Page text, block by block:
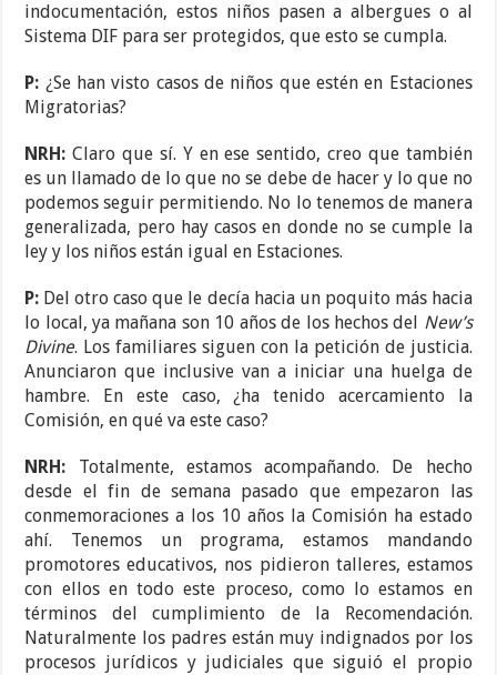
indocumentación, estos niños pasen a albergues o al
Sistema DIF para ser protegidos, que esto se cumpla.
P: ¿Se han visto casos de niños que estén en Estaciones
Migratorias?
NRH:Claro que sí. Y en ese sentido, creo que también
es un llamado de lo que no se debe de hacer y lo que no
podemos seguir permitiendo. No lo tenemos de manera
generalizada, pero hay casos en donde no se cumple la
ley y los niños están igual en Estaciones.
P: Del otro caso que le decía hacia un poquito más hacia
lo local, ya mañana son 10 años de los hechos del New’s
Divine. Los familiares siguen con la petición de justicia.
Anunciaron que inclusive van a iniciar una huelga de
hambre. En este caso, ¿ha tenido acercamiento la
Comisión, en qué va este caso?
NRH: Totalmente, estamos acompañando. De hecho
desde el fin de semana pasado que empezaron las
conmemoraciones a los 10 años la Comisión ha estado
ahí. Tenemos un programa, estamos mandando
promotores educativos, nos pidieron talleres, estamos
con ellos en todo este proceso, como lo estamos en
términos del cumplimiento de la Recomendación.
Naturalmente los padres están muy indignados por los
procesos jurídicos y judiciales que siguió el propio